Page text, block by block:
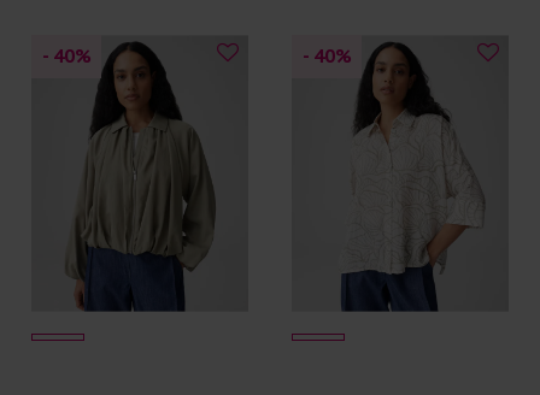
- 40% - 40%